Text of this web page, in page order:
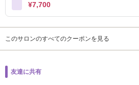
¥7,700
このサロンのすべてのクーポンを見る
友達に共有